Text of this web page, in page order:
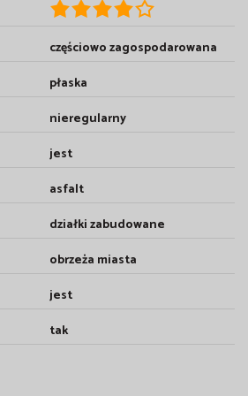
częściowo zagospodarowana
płaska
nieregularny
jest
asfalt
działki zabudowane
obrzeża miasta
jest
tak